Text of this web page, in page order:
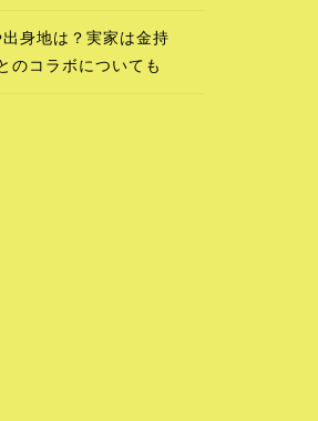
身地は？実家は金持
のコラボについても